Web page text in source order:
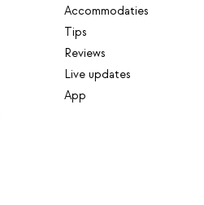
Accommodaties
Tips
Reviews
Live updates
App